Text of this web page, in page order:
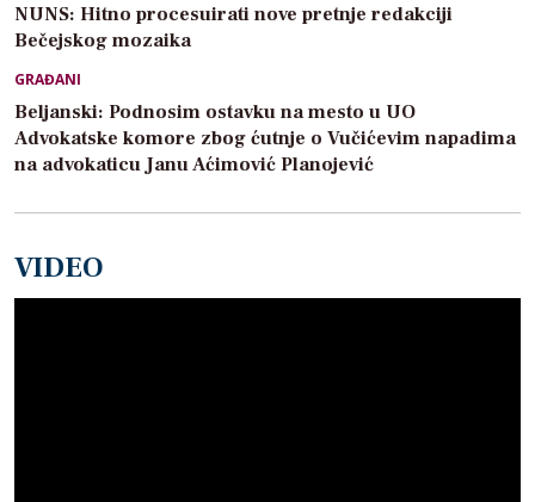
NUNS: Hitno procesuirati nove pretnje redakciji
Bečejskog mozaika
GRAĐANI
Beljanski: Podnosim ostavku na mesto u UO
Advokatske komore zbog ćutnje o Vučićevim napadima
na advokaticu Janu Aćimović Planojević
VIDEO